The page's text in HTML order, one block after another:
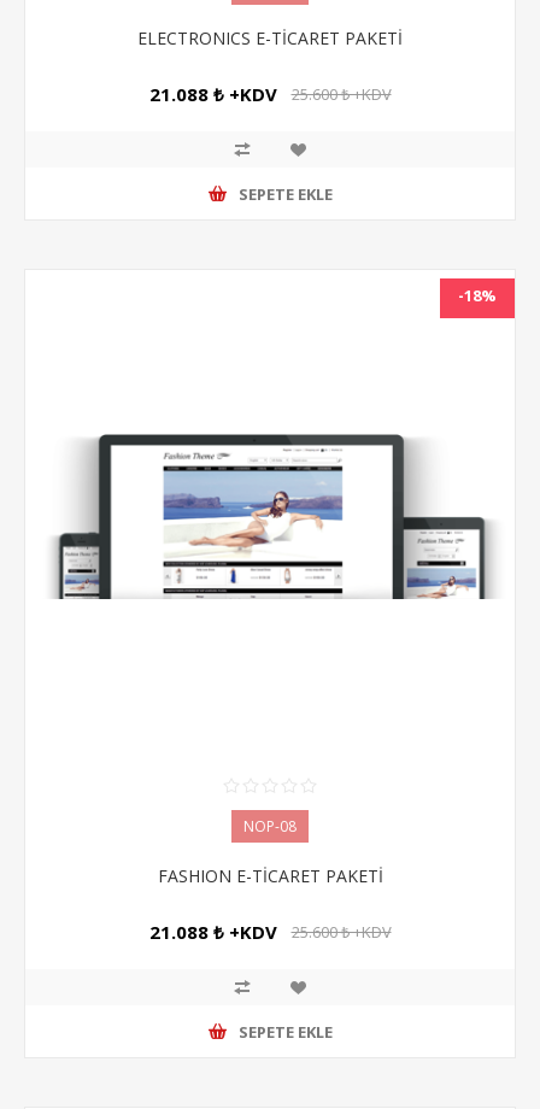
ELECTRONICS E-TİCARET PAKETİ
21.088 ₺ +KDV 25.600 ₺ +KDV
SEPETE EKLE
-18%
NOP-08
FASHION E-TİCARET PAKETİ
21.088 ₺ +KDV 25.600 ₺ +KDV
SEPETE EKLE